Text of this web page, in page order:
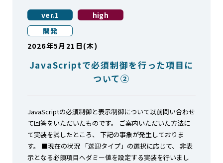
ver.1
high
開発
2026年5月21日(木)
JavaScriptで必須制御を行った項目に
ついて②
JavaScriptの必須制御と表示制御について以前問い合わせ
て回答をいただいたものです。 ご案内いただいた方法に
て実装を試したところ、 下記の事象が発生しておりま
す。 ■現在の状況 「送迎タイプ」の選択に応じて、 非表
示となる必須項目へダミー値を設定する実装を行いまし